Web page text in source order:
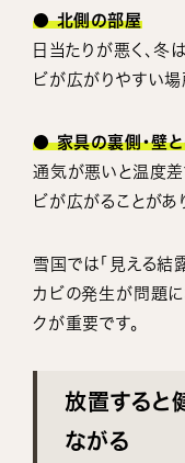
● 北側の部屋
日当たりが悪く、冬
ビが広がりやすい場
● 家具の裏側・壁
通気が悪いと温度差
ビが広がることがあ
雪国では「見える結
カビの発生が問題に
クが重要です。
放置すると
ながる